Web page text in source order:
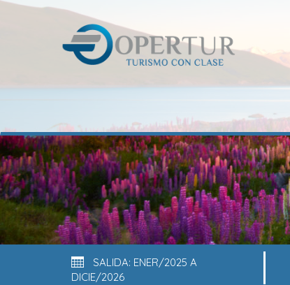
SALIDA: ENER/2025 A
DICIE/2026